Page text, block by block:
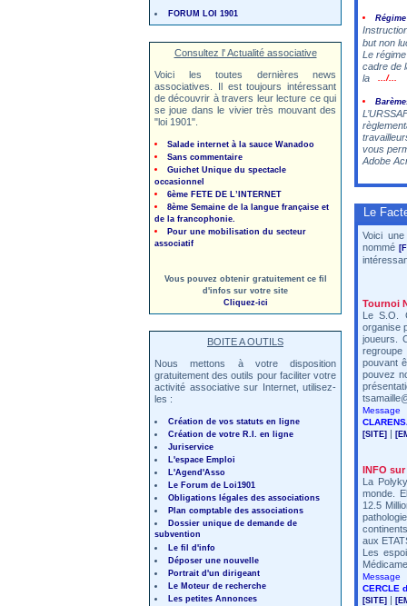
FORUM LOI 1901
Consultez l' Actualité associative
Voici les toutes dernières news
associatives. Il est toujours intéressant
de découvrir à travers leur lecture ce qui
se joue dans le vivier très mouvant des
"loi 1901".
Salade internet à la sauce Wanadoo
Sans commentaire
Guichet Unique du spectacle
occasionnel
6ème FETE DE L’INTERNET
8ème Semaine de la langue française et
de la francophonie.
Pour une mobilisation du secteur
associatif
Vous pouvez obtenir gratuitement ce fil
d'infos sur votre site
Cliquez-ici
BOITE A OUTILS
Nous mettons à votre disposition
gratuitement des outils pour faciliter votre
activité associative sur Internet, utilisez-
les :
Création de vos statuts en ligne
Création de votre R.I. en ligne
Juriservice
L'espace Emploi
L'Agend'Asso
Le Forum de Loi1901
Obligations légales des associations
Plan comptable des associations
Dossier unique de demande de
subvention
Le fil d'info
Déposer une nouvelle
Portrait d'un dirigeant
Le Moteur de recherche
Les petites Annonces
but non
Le
cadre de
la
.../...
vous
Adobe
Le
Voici
nommé
Tournoi
Le S.O.
organise
joueurs.
pouvant
pouvez
[SITE] |
INFO sur
La
monde.
12.5
aux
Les
CERCLE
[SITE] |